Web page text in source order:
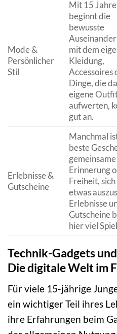
Mode &
Persönlicher
Stil
Mit 15
beginnt die
bewusste
mit dem
Kleidung,
Accessoires
Dinge, die
eigene
aufwerten,
gut an.
Erlebnisse &
Gutscheine
Manchmal
beste
gemeinsame
Erinnerung
Freiheit,
etwas
Erlebnisse
Gutscheine
hier viel
Technik-Gadgets
Die digitale Welt im
Für viele 15-jährige
ein wichtiger Teil ihres
ihre Erfahrungen beim